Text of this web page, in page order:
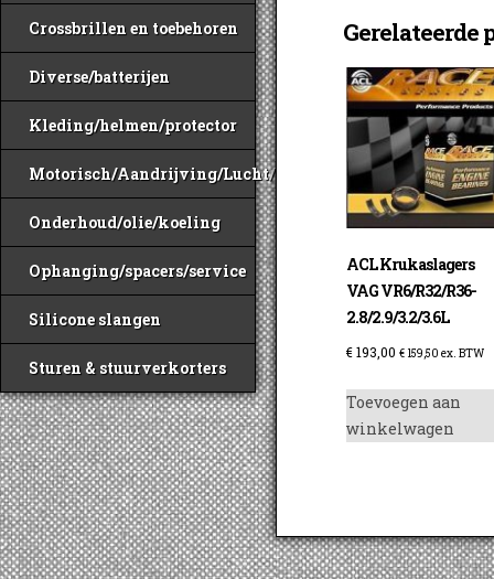
Crossbrillen en toebehoren
Diverse/batterijen
Kleding/helmen/protector
Motorisch/Aandrijving/Lucht/Benzine
Onderhoud/olie/koeling
Ophanging/spacers/service
Silicone slangen
Sturen & stuurverkorters
Gerelateerde
ACL Krukaslagers
VAG VR6/R32/R36-
2.8/2.9/3.2/3.6L
€193,00 € 159,50 ex. BTW
Toevoegen aan
winkelwagen